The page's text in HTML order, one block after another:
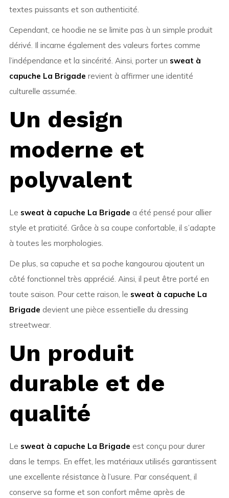
textes puissants et son authenticité.
Cependant, ce hoodie ne se limite pas à un simple produit
dérivé. Il incarne également des valeurs fortes comme
l’indépendance et la sincérité. Ainsi, porter un sweat à
capuche La Brigade revient à affirmer une identité
culturelle assumée.
Un design
moderne et
polyvalent
Le sweat à capuche La Brigade a été pensé pour allier
style et praticité. Grâce à sa coupe confortable, il s’adapte
à toutes les morphologies.
De plus, sa capuche et sa poche kangourou ajoutent un
côté fonctionnel très apprécié. Ainsi, il peut être porté en
toute saison. Pour cette raison, le sweat à capuche La
Brigade devient une pièce essentielle du dressing
streetwear.
Un produit
durable et de
qualité
Le sweat à capuche La Brigade est conçu pour durer
dans le temps. En effet, les matériaux utilisés garantissent
une excellente résistance à l’usure. Par conséquent, il
conserve sa forme et son confort même après de